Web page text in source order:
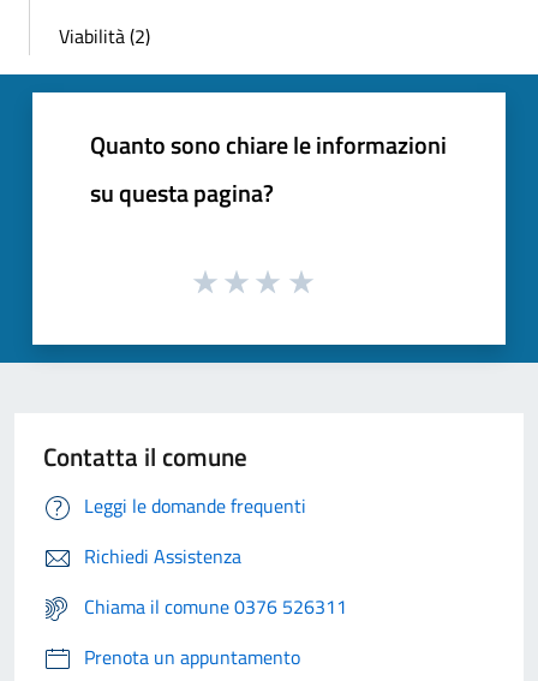
Viabilità (2)
Quanto sono chiare le informazioni
su questa pagina?
Contatta il comune
Leggi le domande frequenti
Richiedi Assistenza
Chiama il comune 0376 526311
Prenota un appuntamento